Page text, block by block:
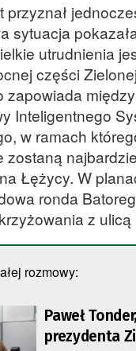
przyznał
sytuacja
utrudnienia
części
zapowiada
Inteligentnego
w ramach
zostaną
Łężycy. W
ronda
z ulicą
rozmowy:
Paweł
prezydenta